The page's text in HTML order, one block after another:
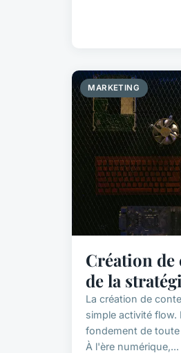
MARKETING
Création
de la
La création de
simple activité flow.
fondement de
À l'ère numérique,...